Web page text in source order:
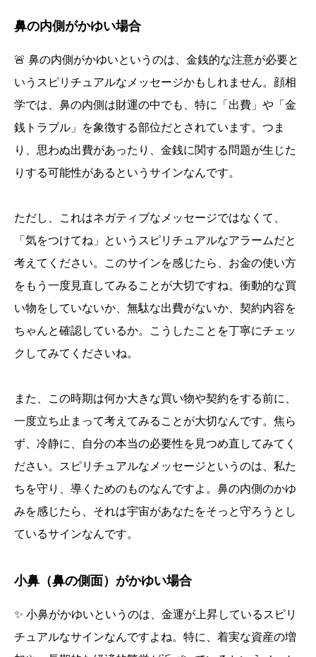
鼻の内側がかゆい場合
🚨 鼻の内側がかゆいというのは、金銭的な注意が必要と
いうスピリチュアルなメッセージかもしれません。顔相
学では、鼻の内側は財運の中でも、特に「出費」や「金
銭トラブル」を象徴する部位だとされています。つま
り、思わぬ出費があったり、金銭に関する問題が生じた
りする可能性があるというサインなんです。
ただし、これはネガティブなメッセージではなくて、
「気をつけてね」というスピリチュアルなアラームだと
考えてください。このサインを感じたら、お金の使い方
をもう一度見直してみることが大切ですね。衝動的な買
い物をしていないか、無駄な出費がないか、契約内容を
ちゃんと確認しているか。こうしたことを丁寧にチェッ
クしてみてくださいね。
また、この時期は何か大きな買い物や契約をする前に、
一度立ち止まって考えてみることが大切なんです。焦ら
ず、冷静に、自分の本当の必要性を見つめ直してみてく
ださい。スピリチュアルなメッセージというのは、私た
ちを守り、導くためのものなんですよ。鼻の内側のかゆ
みを感じたら、それは宇宙があなたをそっと守ろうとし
ているサインなんです。
小鼻（鼻の側面）がかゆい場合
✨ 小鼻がかゆいというのは、金運が上昇しているスピリ
チュアルなサインなんですよね。特に、着実な資産の増